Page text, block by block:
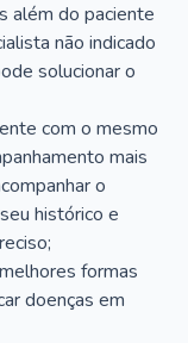
além do paciente
não indicado
solucionar o
com o mesmo
mais
o
histórico e
formas
doenças em